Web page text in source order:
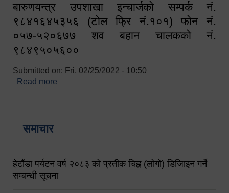
बारुणयन्त्र उपशाखा इन्चार्जको सम्पर्क नं.
९८४१६४५३५६ (टोल फ्रि नं.१०१) फोन नं.
०५७-५२०६७७ शव बहान चालकको नं.
९८४९५०५६००
Submitted on: Fri, 02/25/2022 - 10:50
Read more
समाचार
हेटौंडा पर्यटन वर्ष २०८३ को प्रतीक चिह्न (लोगो) डिजिाइन गर्ने
सम्बन्धी सूचना